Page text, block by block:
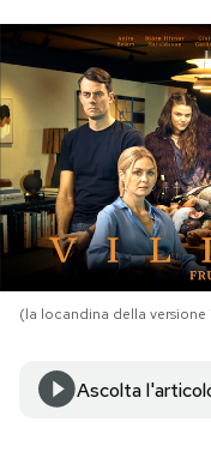
PODCAST
NEWSLETTER
I MIEI PREFERITI
SHOP
(la locandina della
Ascolta